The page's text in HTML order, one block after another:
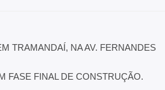
TRAMANDAÍ, NA AV. FERNANDES
FASE FINAL DE CONSTRUÇÃO.